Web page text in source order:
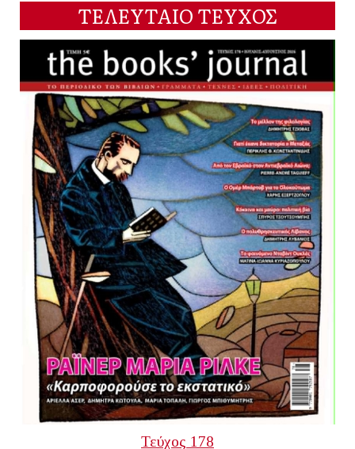
ΤΕΛΕΥΤΑΙΟ ΤΕΥΧΟΣ
Τεύχος 178